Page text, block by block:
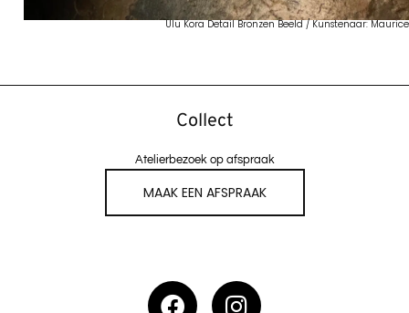
Ulu Kora Detail Bronzen Beeld / Kunstenaar:
Collect
Atelierbezoek op afspraak
MAAK EEN AFSPRAAK